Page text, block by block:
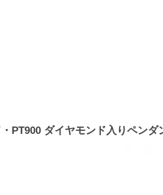
PT900 ダイヤモンド入りペンダ